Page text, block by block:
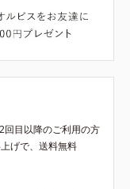
回目以降のご利用の方
げで、送料無料